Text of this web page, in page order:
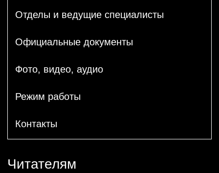
Отделы и ведущие специалисты
Официальные документы
Фото, видео, аудио
Режим работы
Контакты
Читателям